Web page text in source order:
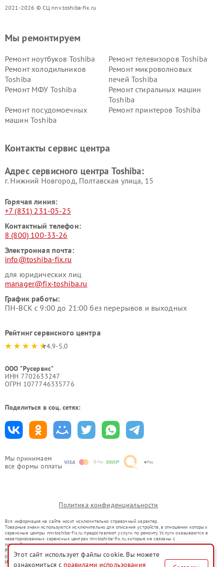
2021-2026 © СЦ nnv.toshiba-fix.ru
Мы принимаем
все формы оплаты
Мы ремонтируем
Ремонт ноутбуков Toshiba
Ремонт телевизоров Toshiba
Ремонт холодильников
Toshiba
Ремонт микроволновых
печей Toshiba
Ремонт МФУ Toshiba
Ремонт стиральных машин
Toshiba
Ремонт посудомоечных
машин Toshiba
Ремонт принтеров Toshiba
Контакты сервис центра
Адрес сервисного центра Toshiba:
г. Нижний Новгород, Полтавская улица, 15
Горячая линия:
+7 (831) 231-05-25
Контактный телефон:
8 (800) 100-33-26
Электронная почта:
info@toshiba-fix.ru
для юридических лиц
manager@fix-toshiba.ru
График работы:
ПН-ВСК с 9:00 до 21:00 без перерывов и выходных
Рейтинг сервисного центра
4.9-5.0
ООО "Русервис"
ИНН 7702633247
ОГРН 1077746335776
Поделиться в соц. сетях:
Политика конфиденциальности
Вся информация на сайте носит исключительно справочный характер.
Товарные знаки используются исключительно для описания устройств, в отношении которых
сервисные центры nnv.toshiba-fix.ru предоставляют услуги по ремонту. Услуги оказываются в
неавторизованных сервисных центрах nnv.toshiba-fix.ru, которые не связаны с
правообладателями товарных знаков или их официальными представителями.
Ремонт осуществляется для устройств, уже введенных в гражданский оборот в соответствии
со статьей 1487 ГК РФ.
Использование товарных знаков не преследует цели индивидуализации услуг или введения
Этот сайт использует файлы cookie. Вы можете
ознакомиться с правилами использования